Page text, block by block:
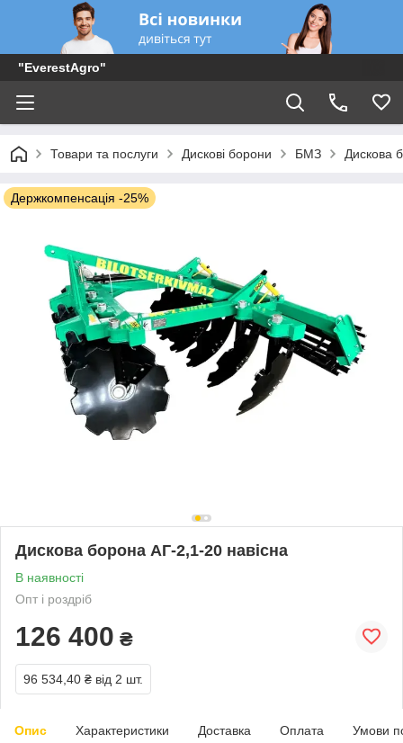
"EverestAgro"
Товари та послуги Дискові борони БМЗ Дискова
Держкомпенсація -25%
Дискова борона АГ-2,1-20 навісна
В наявності
Опт і роздріб
126 400 ₴
96 534,40 ₴ від 2 шт.
Опис Характеристики Доставка Оплата Умови